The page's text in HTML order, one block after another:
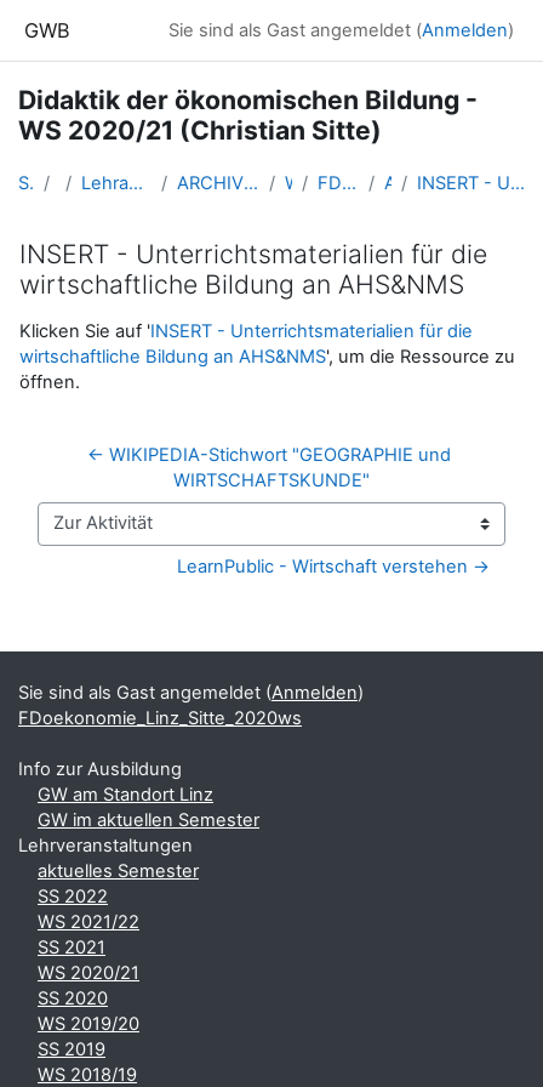
GWB Sie sind als Gast angemeldet (Anmelden)
Didaktik der ökonomischen Bildung -
WS 2020/21 (Christian Sitte)
Startseite Kurse Lehramtsausbildung GW im Cluster Österreich Mitte ARCHIV - Lehrveranstaltungen am Standort Linz - seit 2016 WS_2020/21 FDoekonomie_Linz_Sitte_2020ws Allgemeines INSERT - Unterrichtsmaterialien für die wirtschaftliche Bildung an AHS&NMS
INSERT - Unterrichtsmaterialien für die
wirtschaftliche Bildung an AHS&NMS
Abschlussbedingungen
Klicken Sie auf 'INSERT - Unterrichtsmaterialien für die
wirtschaftliche Bildung an AHS&NMS', um die Ressource zu
öffnen.
← WIKIPEDIA-Stichwort "GEOGRAPHIE und
WIRTSCHAFTSKUNDE"
Zur Aktivität
LearnPublic - Wirtschaft verstehen →
Ergänzungsblöcke
Sie sind als Gast angemeldet (Anmelden)
FDoekonomie_Linz_Sitte_2020ws
Info zur Ausbildung
GW am Standort Linz
GW im aktuellen Semester
Lehrveranstaltungen
aktuelles Semester
SS 2022
WS 2021/22
SS 2021
WS 2020/21
SS 2020
WS 2019/20
SS 2019
WS 2018/19